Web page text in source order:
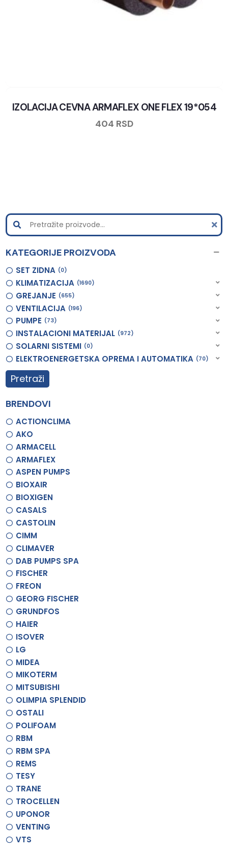
IZOLACIJA CEVNA ARMAFLEX ONE FLEX 19*054
404 RSD
KATEGORIJE PROIZVODA
SET ZIDNA 0
KLIMATIZACIJA 1690
GREJANJE 655
VENTILACIJA 196
PUMPE 73
INSTALACIONI MATERIJAL 972
SOLARNI SISTEMI 0
ELEKTROENERGETSKA OPREMA I AUTOMATIKA 70
Pretraži
BRENDOVI
ACTIONCLIMA
AKO
ARMACELL
ARMAFLEX
ASPEN PUMPS
BIOXAIR
BIOXIGEN
CASALS
CASTOLIN
CIMM
CLIMAVER
DAB PUMPS SPA
FISCHER
FREON
GEORG FISCHER
GRUNDFOS
HAIER
ISOVER
LG
MIDEA
MIKOTERM
MITSUBISHI
OLIMPIA SPLENDID
OSTALI
POLIFOAM
RBM
RBM SPA
REMS
TESY
TRANE
TROCELLEN
UPONOR
VENTING
VTS